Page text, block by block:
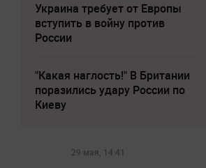
Украина требует от Европы
вступить в войну против
России
"Какая наглость!" В Британии
поразились удару России по
Киеву
29 мая, 14:41